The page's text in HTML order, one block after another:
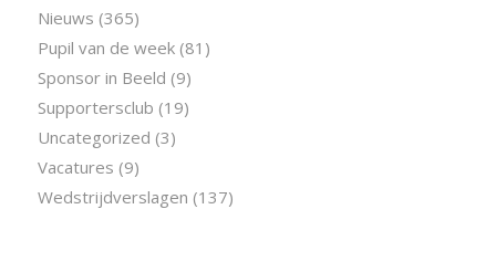
Nieuws (365)
Pupil van de week(81)
Sponsor in Beeld (9)
Supportersclub (19)
Uncategorized (3)
Vacatures (9)
Wedstrijdverslagen (137)